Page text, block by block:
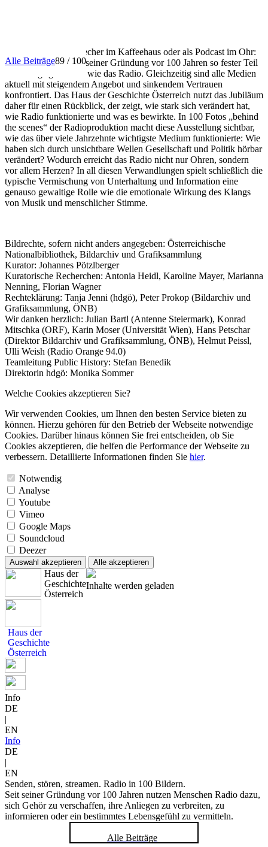
Ob über den Lautsprecher im Kaffeehaus oder als Podcast im Ohr:
Kein Medium ist seit seiner Gründung vor 100 Jahren so fester Teil
des Alltags geblieben wie das Radio. Gleichzeitig sind alle Medien
aktuell mit steigendem Angebot und sinkendem Vertrauen
konfrontiert. Das Haus der Geschichte Österreich nutzt das Jubiläum
daher für einen Rückblick, der zeigt, wie stark sich verändert hat,
wie Radio funktionierte und was es bewirkte. In 100 Fotos „behind
the scenes“ der Radioproduktion macht diese Ausstellung sichtbar,
wie das über viele Jahrzehnte wichtigste Medium funktionierte: Wie
haben sich durch unsichtbare Wellen Gesellschaft und Politik hörbar
verändert? Wodurch erreicht das Radio nicht nur Ohren, sondern
vor allem Herzen? In all diesen Verwandlungen spielt schließlich die
typische Vermischung von Unterhaltung und Information eine
genauso gewaltige Rolle wie die emotionale Wirkung des Klangs
von Musik und menschlicher Stimme.
Bildrechte, sofern nicht anders angegeben: Österreichische
Nationalbibliothek, Bildarchiv und Grafiksammlung
Kurator: Johannes Pötzlberger
Kuratorische Recherchen: Antonia Heidl, Karoline Mayer, Marianna
Nenning, Florian Wagner
Rechteklärung: Tanja Jenni (hdgö), Peter Prokop (Bildarchiv und
Grafiksammlung, ÖNB)
Wir danken herzlich: Julian Bartl (Antenne Steiermark), Konrad
Mitschka (ORF), Karin Moser (Universität Wien), Hans Petschar
(Direktor Bildarchiv und Grafiksammlung, ÖNB), Helmut Peissl,
Ulli Weish (Radio Orange 94.0)
Teamleitung Public History: Stefan Benedik
Direktorin hdgö: Monika Sommer
Welche Cookies akzeptieren Sie?
Wir verwenden Cookies, um Ihnen den besten Service bieten zu
können. Hierzu gehören für den Betrieb der Webseite notwendige
Cookies. Darüber hinaus können Sie frei entscheiden, ob Sie
Cookies akzeptieren, die helfen die Performance der Webseite zu
verbessern. Detaillierte Informationen finden Sie hier.
Notwendig
Analyse
Youtube
Vimeo
Google Maps
Soundcloud
Deezer
Auswahl akzeptieren Alle akzeptieren
Haus der
Geschichte
Österreich
Inhalte werden geladen
Haus der
Geschichte
Österreich
Info
DE
|
EN
Info
DE
|
EN
Senden, stören, streamen. Radio in 100 Bildern.
Seit seiner Gründung vor 100 Jahren nutzen Menschen Radio dazu,
sich Gehör zu verschaffen, ihre Anliegen zu verbreiten, zu
informieren oder ein bestimmtes Lebensgefühl zu vermitteln.
Alle Beiträge
Alle Beiträge89 / 100